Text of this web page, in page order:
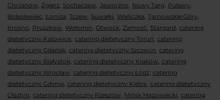
Chrzanów, Zgierz, Sochaczew, Jaworzno, Nowy Targ, Puławy,
Bolesławiec, Łomża, Tczew, Suwałki, Wieliczka, Tarnowskie Góry,
Krosno, Pruszków, Wołomin, Otwock, Zamość, Stargard, catering
dietetyczny Katowice, catering dietetyczny Toruń, catering
dietetyczny Gdańsk, catering dietetyczny Szczecin, catering
dietetyczny Białystok, catering dietetyczny Kraków, catering
dietetyczny Wrocław, catering dietetyczny Łódź, catering
dietetyczny Gdynia, catering dietetyczny Kielce, catering dietetyczny
Olsztyn, catering dietetyczny Rzeszów, Mińsk Mazowiecki, catering